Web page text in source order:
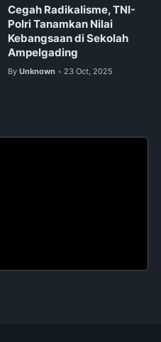
Cegah Radikalisme, TNI-
Polri Tanamkan Nilai
Kebangsaan di Sekolah
Ampelgading
By Unknown • 23 Oct, 2025